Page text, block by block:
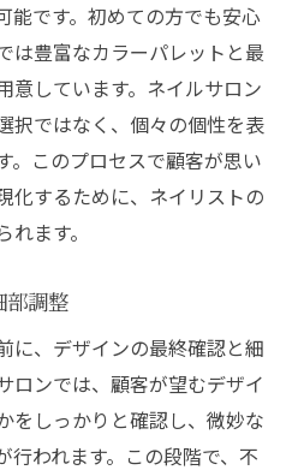
能です。初めての方でも安心
は豊富なカラーパレットと最
意しています。ネイルサロン
択ではなく、個々の個性を表
。このプロセスで顧客が思い
化するために、ネイリストの
ます。
部調整
に、デザインの最終確認と細
ロンでは、顧客が望むデザイ
をしっかりと確認し、微妙な
行われます。この段階で、不